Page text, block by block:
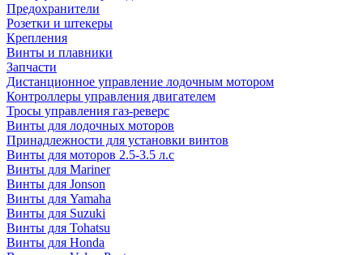
Предохранители
Розетки и штекеры
Крепления
Винты и плавники
Запчасти
Дистанционное управление лодочным мотором
Контроллеры управления двигателем
Тросы управления газ-реверс
Винты для лодочных моторов
Принадлежности для установки винтов
Винты для моторов 2.5-3.5 л.с
Винты для Mariner
Винты для Jonson
Винты для Yamaha
Винты для Suzuki
Винты для Tohatsu
Винты для Honda